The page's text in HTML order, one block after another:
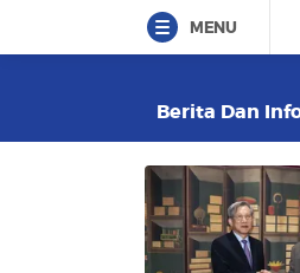
MENU
Berita Dan